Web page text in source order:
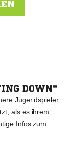
DOWN"
Jugendspieler
als es ihrem
Infos zum